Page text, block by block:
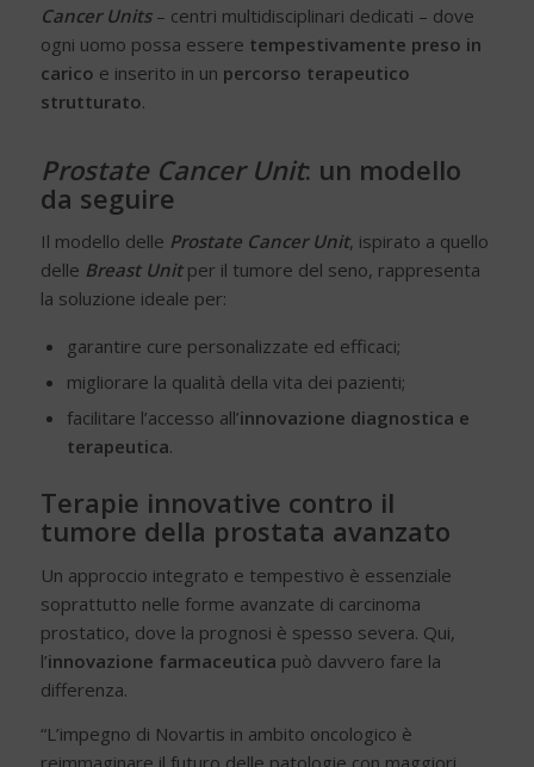
Cancer Units– centri multidisciplinari dedicati – dove
ogni uomo possa essere tempestivamente preso in
carico e inserito in un percorso terapeutico
strutturato.
Prostate Cancer Unit: un modello
da seguire
Il modello delle Prostate Cancer Unit, ispirato a quello
delle Breast Unitper il tumore del seno, rappresenta
la soluzione ideale per:
garantire cure personalizzate ed efficaci;
migliorare la qualità della vita dei pazienti;
facilitare l’accesso all’innovazione diagnostica e
terapeutica.
Terapie innovative contro il
tumore della prostata avanzato
Un approccio integrato e tempestivo è essenziale
soprattutto nelle forme avanzate di carcinoma
prostatico, dove la prognosi è spesso severa. Qui,
l’innovazione farmaceutica può davvero fare la
differenza.
“L’impegno di Novartis in ambito oncologico è
reimmaginare il futuro delle patologie con maggiori